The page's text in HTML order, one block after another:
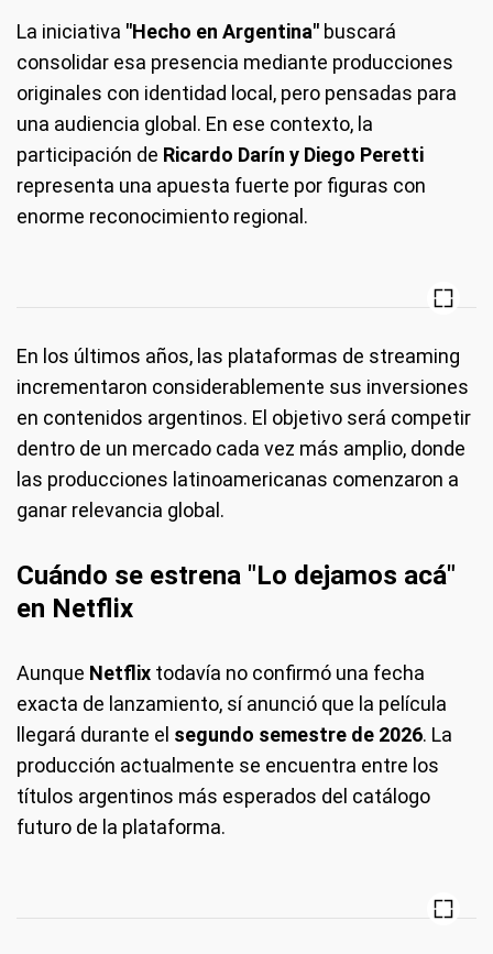
La iniciativa "Hecho en Argentina" buscará
consolidar esa presencia mediante producciones
originales con identidad local, pero pensadas para
una audiencia global. En ese contexto, la
participación de Ricardo Darín y Diego Peretti
representa una apuesta fuerte por figuras con
enorme reconocimiento regional.
En los últimos años, las plataformas de streaming
incrementaron considerablemente sus inversiones
en contenidos argentinos. El objetivo será competir
dentro de un mercado cada vez más amplio, donde
las producciones latinoamericanas comenzaron a
ganar relevancia global.
Cuándo se estrena "Lo dejamos acá"
en Netflix
Aunque Netflix todavía no confirmó una fecha
exacta de lanzamiento, sí anunció que la película
llegará durante el segundo semestre de 2026. La
producción actualmente se encuentra entre los
títulos argentinos más esperados del catálogo
futuro de la plataforma.